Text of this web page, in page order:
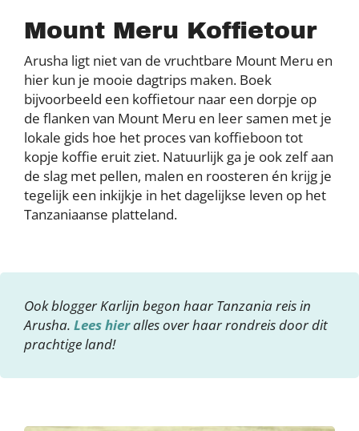
Mount Meru Koffietour
Arusha ligt niet van de vruchtbare Mount Meru en
hier kun je mooie dagtrips maken. Boek
bijvoorbeeld een koffietour naar een dorpje op
de flanken van Mount Meru en leer samen met je
lokale gids hoe het proces van koffieboon tot
kopje koffie eruit ziet. Natuurlijk ga je ook zelf aan
de slag met pellen, malen en roosteren én krijg je
tegelijk een inkijkje in het dagelijkse leven op het
Tanzaniaanse platteland.
Ook blogger Karlijn begon haar Tanzania reis in
Arusha. Lees hieralles over haar rondreis door dit
prachtige land!